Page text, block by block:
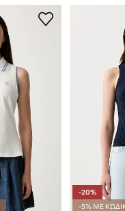
-20%
-5% ΜΕ